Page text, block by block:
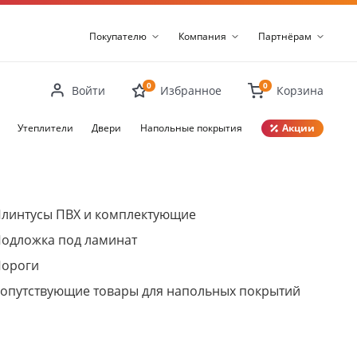
Покупателю Компания Партнёрам
Войти 0 Избранное 0 Корзина
Утеплители Двери Напольные покрытия Акции
ПВХ и комплектующие
под ламинат
товары для напольных покрытий